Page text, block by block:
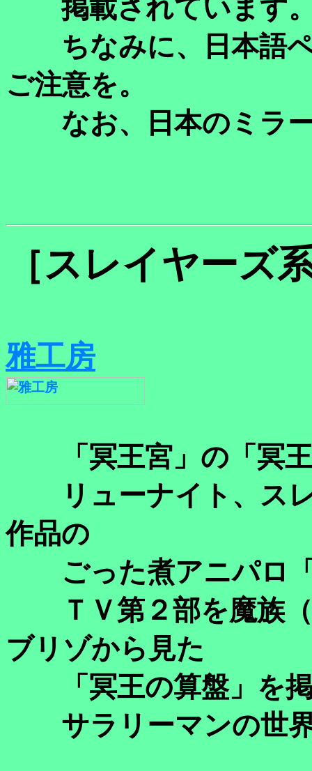
掲載されています
ちなみに、日本語ペ
ご注意を。
なお、日本のミラ
［スレイヤーズ
雅工房
「冥王宮」の「冥王
リューナイト、スレ
作品の
ごった煮アニパロ「
ＴＶ第２部を魔族（
ブリゾから見た
「冥王の算盤」を
サラリーマンの世界